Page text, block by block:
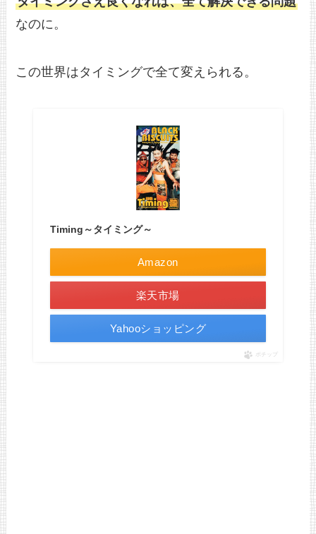
なのに。
この世界はタイミングで全て変えられる。
Timing～タイミング～
Amazon
楽天市場
Yahooショッピング
ポチップ